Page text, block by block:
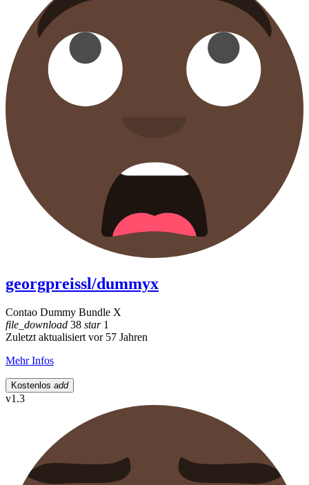
georgpreissl/dummyx
Contao Dummy Bundle X
file_download 38 star1
Zuletzt aktualisiert vor 57 Jahren
Mehr Infos
Kostenlos add
v1.3